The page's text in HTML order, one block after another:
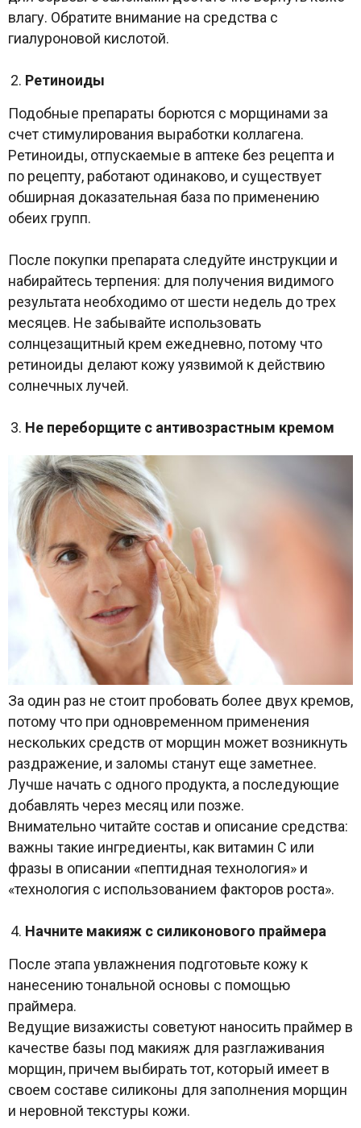
влагу. Обратите внимание на средства с
гиалуроновой кислотой.
Ретиноиды
Подобные препараты борются с морщинами за
счет стимулирования выработки коллагена.
Ретиноиды, отпускаемые в аптеке без рецепта и
по рецепту, работают одинаково, и существует
обширная доказательная база по применению
обеих групп.
После покупки препарата следуйте инструкции и
набирайтесь терпения: для получения видимого
результата необходимо от шести недель до трех
месяцев. Не забывайте использовать
солнцезащитный крем ежедневно, потому что
ретиноиды делают кожу уязвимой к действию
солнечных лучей.
Не переборщите с антивозрастным кремом
За один раз не стоит пробовать более двух кремов,
потому что при одновременном применения
нескольких средств от морщин может возникнуть
раздражение, и заломы станут еще заметнее.
Лучше начать с одного продукта, а последующие
добавлять через месяц или позже.
Внимательно читайте состав и описание средства:
важны такие ингредиенты, как витамин С или
фразы в описании «пептидная технология» и
«технология с использованием факторов роста».
Начните макияж с силиконового праймера
После этапа увлажнения подготовьте кожу к
нанесению тональной основы с помощью
праймера.
Ведущие визажисты советуют наносить праймер в
качестве базы под макияж для разглаживания
морщин, причем выбирать тот, который имеет в
своем составе силиконы для заполнения морщин
и неровной текстуры кожи.